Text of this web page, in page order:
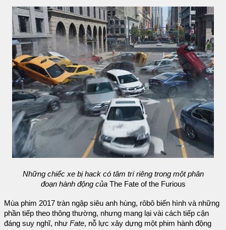
Những chiếc xe bị hack có tâm trí riêng trong một phân
đoạn hành động củaThe Fate of the Furious
Mùa phim 2017 tràn ngập siêu anh hùng, rôbô biến hình và những
phần tiếp theo thông thường, nhưng mang lại vài cách tiếp cận
đáng suy nghĩ, như Fate, nỗ lực xây dựng một phim hành động